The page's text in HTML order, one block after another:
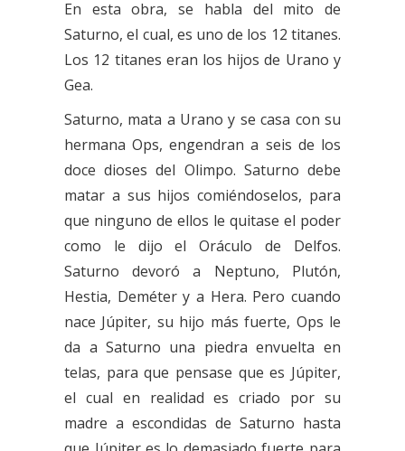
En esta obra, se habla del mito de
Saturno, el cual, es uno de los 12 titanes.
Los 12 titanes eran los hijos de Urano y
Gea.
Saturno, mata a Urano y se casa con su
hermana Ops, engendran a seis de los
doce dioses del Olimpo. Saturno debe
matar a sus hijos comiéndoselos, para
que ninguno de ellos le quitase el poder
como le dijo el Oráculo de Delfos.
Saturno devoró a Neptuno, Plutón,
Hestia, Deméter y a Hera. Pero cuando
nace Júpiter, su hijo más fuerte, Ops le
da a Saturno una piedra envuelta en
telas, para que pensase que es Júpiter,
el cual en realidad es criado por su
madre a escondidas de Saturno hasta